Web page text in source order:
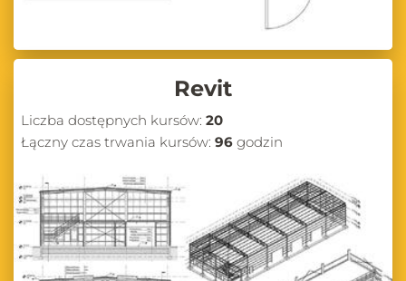
Revit
Liczba dostępnych kursów: 20
Łączny czas trwania kursów: 96 godzin